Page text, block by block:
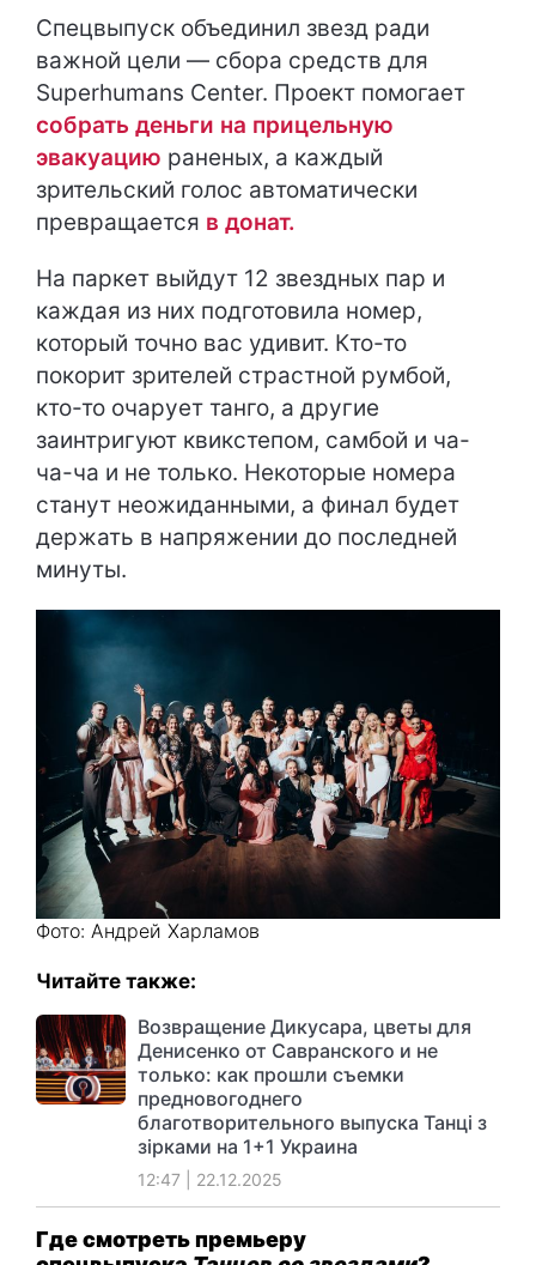
Спецвыпуск объединил звезд ради
важной цели — сбора средств для
Superhumans Center. Проект помогает
собрать деньги на прицельную
эвакуацию раненых, а каждый
зрительский голос автоматически
превращается в донат.
На паркет выйдут 12 звездных пар и
каждая из них подготовила номер,
который точно вас удивит. Кто-то
покорит зрителей страстной румбой,
кто-то очарует танго, а другие
заинтригуют квикстепом, самбой и ча-
ча-ча и не только. Некоторые номера
станут неожиданными, а финал будет
держать в напряжении до последней
минуты.
Фото: Андрей Харламов
Читайте также:
Возвращение Дикусара, цветы для
Денисенко от Савранского и не
только: как прошли съемки
предновогоднего
благотворительного выпуска Танці з
зірками на 1+1 Украина
12:47 | 22.12.2025
Где смотреть премьеру